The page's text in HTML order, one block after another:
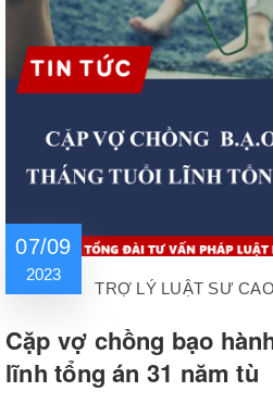
07/09
2023
TRỢ LÝ LUẬT SƯ
Cặp vợ chồng bạo
lĩnh tổng án 31 năm tù